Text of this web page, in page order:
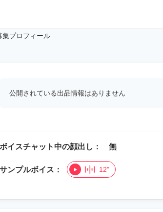
集プロフィール
公開されている出品情報はありません
ボイスチャット中の顔出し： 無
サンプルボイス： 12"